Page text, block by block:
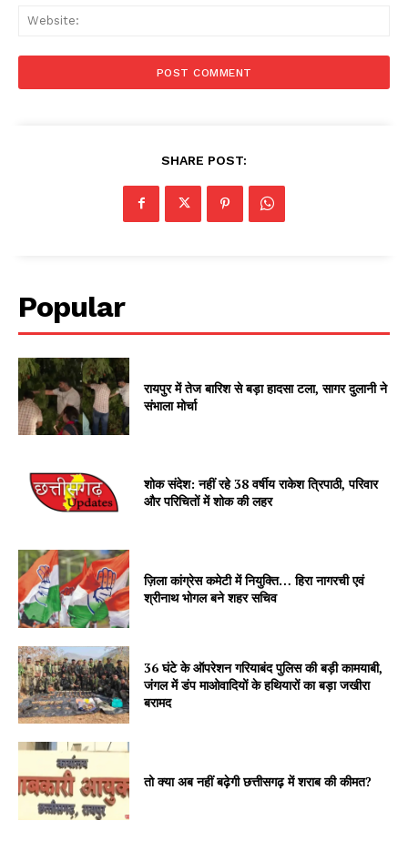
SHARE POST:
Popular
रायपुर में तेज बारिश से बड़ा हादसा टला, सागर दुलानी ने
संभाला मोर्चा
शोक संदेश: नहीं रहे 38 वर्षीय राकेश त्रिपाठी, परिवार
और परिचितों में शोक की लहर
ज़िला कांग्रेस कमेटी में नियुक्ति… हिरा नागरची एवं
श्रीनाथ भोगल बने शहर सचिव
36 घंटे के ऑपरेशन गरियाबंद पुलिस की बड़ी कामयाबी,
जंगल में डंप माओवादियों के हथियारों का बड़ा जखीरा
बरामद
तो क्या अब नहीं बढ़ेगी छत्तीसगढ़ में शराब की कीमत?